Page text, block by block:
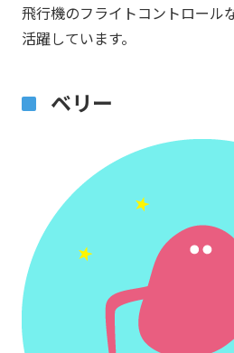
飛行機のフライトコントロール
活躍しています。
ベリー